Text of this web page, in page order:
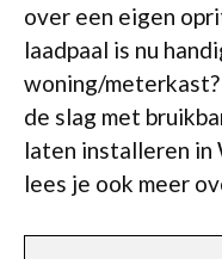
over een eigen
laadpaal is nu
woning/meterkast?
de slag met
laten installeren in
lees je ook meer